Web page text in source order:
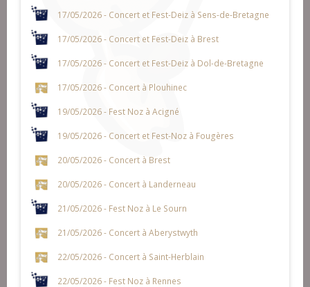
17/05/2026 - Concert et Fest-Deiz à Sens-de-Bretagne
17/05/2026 - Concert et Fest-Deiz à Brest
17/05/2026 - Concert et Fest-Deiz à Dol-de-Bretagne
17/05/2026 - Concert à Plouhinec
19/05/2026 - Fest Noz à Acigné
19/05/2026 - Concert et Fest-Noz à Fougères
20/05/2026 - Concert à Brest
20/05/2026 - Concert à Landerneau
21/05/2026 - Fest Noz à Le Sourn
21/05/2026 - Concert à Aberystwyth
22/05/2026 - Concert à Saint-Herblain
22/05/2026 - Fest Noz à Rennes